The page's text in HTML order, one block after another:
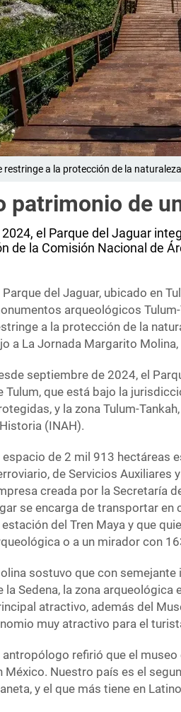
restringe a la protección de la
patrimonio de
el Parque del Jaguar
de la Comisión Nacional de
Parque del Jaguar, ubicado en
arqueológicos
a la protección de la
a La Jornada Margarito
septiembre de 2024, el
Tulum, que está bajo la
y la zona Tulum-
(INAH).
espacio de 2 mil 913 hectáreas
de Servicios Auxiliares
creada por la Secretaría
se encarga de transportar
estación del Tren Maya y que
o a un mirador con
sostuvo que con semejante
la Sedena, la zona arqueológica
atractivo, además del
muy atractivo para el
antropólogo refirió que el
México. Nuestro país es el
y el que más tiene en